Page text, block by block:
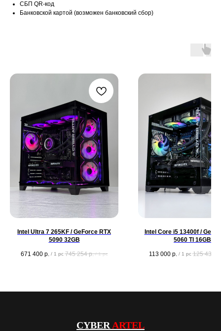
СБП QR-код
Банковской картой (возможен банковский сбор)
Intel Ultra 7 265KF / GeForce RTX
5090 32GB
671 400 р. / 1 pc 745 254 р. / 1 pc
Intel Core i5 13400f /
5060 TI 16GB
113 000 р. / 1 pc 125 430
CYBER ARTEL